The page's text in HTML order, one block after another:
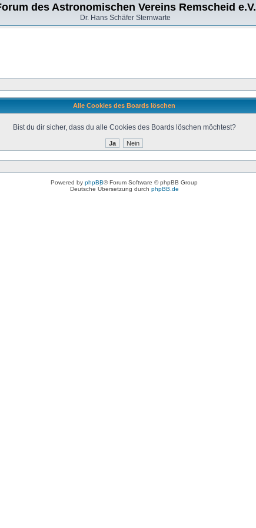
des Astronomischen Vereins Remscheid e.V.
Dr. Hans Schäfer Sternwarte
Alle Cookies des Boards löschen
Bist du dir sicher, dass du alle Cookies des Boards löschen möchtest?
Powered by phpBB® Forum Software © phpBB Group
Deutsche Übersetzung durch phpBB.de